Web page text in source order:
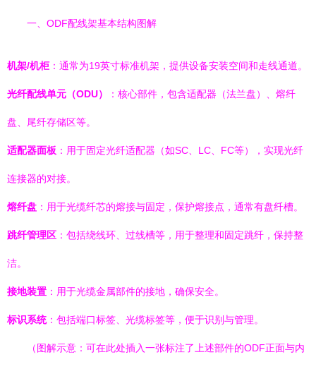
一、ODF配线架基本结构图解
机架/机柜：通常为19英寸标准机架，提供设备安装空间和走线通道。
光纤配线单元（ODU） ：核心部件，包含适配器（法兰盘）、熔纤
盘、尾纤存储区等。
适配器面板 ：用于固定光纤适配器（如SC、LC、FC等），实现光纤
连接器的对接。
熔纤盘 ：用于光缆纤芯的熔接与固定，保护熔接点，通常有盘纤槽。
跳纤管理区 ：包括绕线环、过线槽等，用于整理和固定跳纤，保持整
洁。
接地装置 ：用于光缆金属部件的接地，确保安全。
标识系统：包括端口标签、光缆标签等，便于识别与管理。
（图解示意：可在此处插入一张标注了上述部件的ODF正面与内